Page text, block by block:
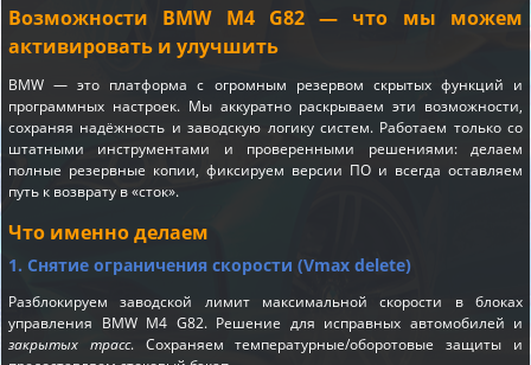
Возможности BMW M4 G82 — что мы можем
активировать и улучшить
BMW — это платформа с огромным резервом скрытых функций и
программных настроек. Мы аккуратно раскрываем эти возможности,
сохраняя надёжность и заводскую логику систем. Работаем только со
штатными инструментами и проверенными решениями: делаем
полные резервные копии, фиксируем версии ПО и всегда оставляем
путь к возврату в «сток».
Что именно делаем
1. Снятие ограничения скорости (Vmax delete)
Разблокируем заводской лимит максимальной скорости в блоках
управления BMW M4 G82. Решение для исправных автомобилей и
закрытых трасс. Сохраняем температурные/оборотовые защиты и